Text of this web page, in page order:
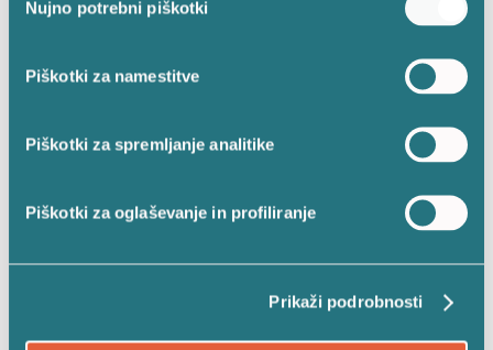
soglasja
Nujno potrebni piškotki
Piškotki za namestitve
Piškotki za spremljanje analitike
Piškotki za oglaševanje in profiliranje
Prikaži podrobnosti
omogoča hiter in enostaven nakup sveč in spominskih
POIŠČI IZDELEK
KATEGORIJE IZDELKOV